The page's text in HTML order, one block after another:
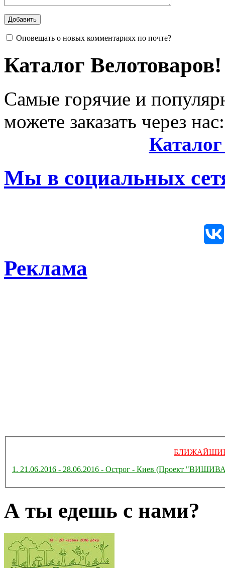
Оповещать о новых комментариях по почте?
Каталог Велотоваров!
Самые горячие и
можете заказать через нас:
Мы в социальных
Реклама
1. 21.06.2016 - 28.06.2016 - Острог - Киев (Проект
А ты едешь с нами?